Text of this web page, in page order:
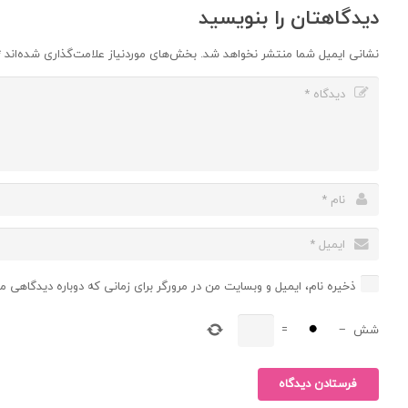
دیدگاهتان را بنویسید
نشانی ایمیل شما منتشر نخواهد شد. بخش‌های موردنیاز علامت‌گذاری شده‌اند
ذخیره نام، ایمیل و وبسایت من در مرورگر برای زمانی که دوباره
شش −
=
فرستادن دیدگاه